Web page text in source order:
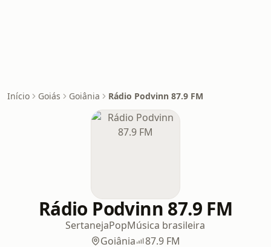
Início Goiás Goiânia Rádio Podvinn 87.9 FM
Rádio Podvinn 87.9 FM
SertanejaPopMúsica brasileira
Goiânia
87.9 FM